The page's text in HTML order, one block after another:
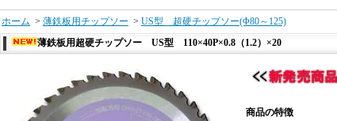
ホーム > 薄鉄板用チップソー > US型 超硬チップソー(Φ80～125)
薄鉄板用超硬チップソー US型 110×40P×0.8（1.2）×20
商品の特徴